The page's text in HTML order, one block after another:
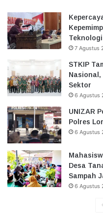
Teknologi
7 Agustus
STKIP
Sektor
6 Agustus
UNIZAR
Polres
6 Agustus
Desa
Sampah
6 Agustus